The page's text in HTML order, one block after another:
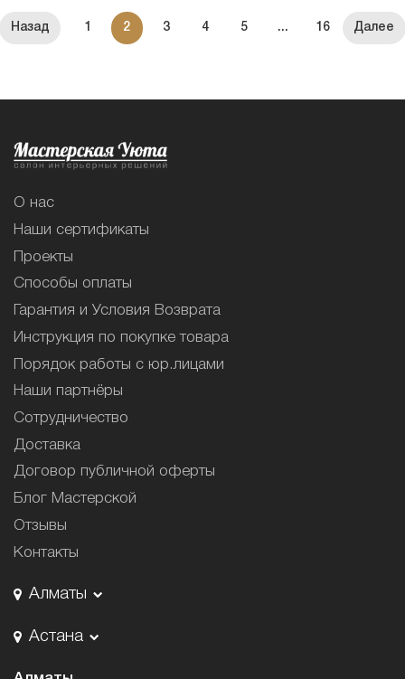
1 2 3 4 5 ... 16
О нас
Наши сертификаты
Проекты
Способы оплаты
Гарантия и Условия Возврата
Инструкция по покупке товара
Порядок работы с юр.лицами
Наши партнёры
Сотрудничество
Доставка
Договор публичной оферты
Блог Мастерской
Отзывы
Контакты
Алматы
Астана